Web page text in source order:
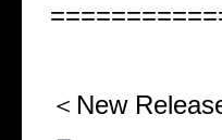
＜New